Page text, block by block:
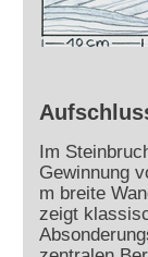
Im
Gewinnung
m breite
zeigt